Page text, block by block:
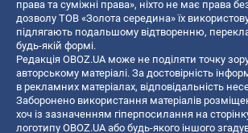
права та суміжні права», ніхто не має права
дозволу ТОВ «Золота середина» їх
підлягають подальшому відтворенню,
будь-якій формі.
Редакція OBOZ.UA може не поділяти точку
авторському матеріалі. За достовірність
в рекламних матеріалах, відповідальність
Заборонено використання матеріалів
хоч із зазначенням гіперпосилання на
логотипу OBOZ.UA або будь-якого іншого